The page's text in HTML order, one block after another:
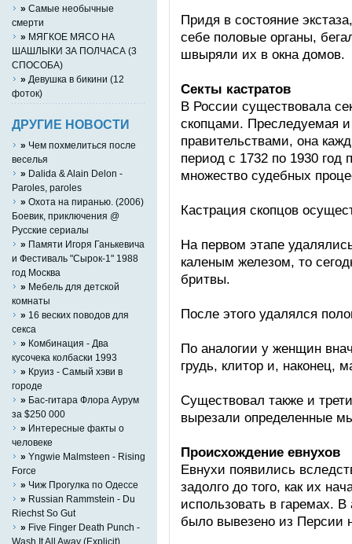
Придя в состояние
себе половые органы,
швыряли их в окна домов.
Секты кастратов
В России существовала
скопцами. Преследуемая
правительствами, она
период с 1732 по 1930 год
множество судебных
Кастрация скопцов
На первом этапе
каленым железом, то
бритвы.
После этого удалялся
По аналогии у женщин
грудь, клитор и, наконец,
Существовал также и
вырезали определенные
Происхождение евнухов
Евнухи появились
задолго до того, как их
использовать в гаремах.
было вывезено из Персии
» Самые необычные
смерти
» МЯГКОЕ МЯСО НА
ШАШЛЫКИ ЗА ПОЛЧАСА (3
СПОСОБА)
» Девушка в бикини (12
фоток)
ДРУГИЕ НОВОСТИ
» Чем похмелиться после
веселья
» Dalida & Alain Delon -
Paroles, paroles
» Охота на пиранью. (2006)
Боевик, приключения @
Русские сериалы
» Памяти Игоря Ганькевича
и Фестиваль "Сырок-1" 1988
год Москва
» Мебель для детской
комнаты
» 16 веских поводов для
секса
» Комбинация - Два
кусочека колбаски 1993
» Круиз - Самый хэви в
городе
» Бас-гитара Флора Аурум
за $250 000
» Интересные факты о
человеке
» Yngwie Malmsteen - Rising
Force
» Чиж Прогулка по Одессе
» Russian Rammstein - Du
Riechst So Gut
» Five Finger Death Punch -
Wash It All Away (Explicit)